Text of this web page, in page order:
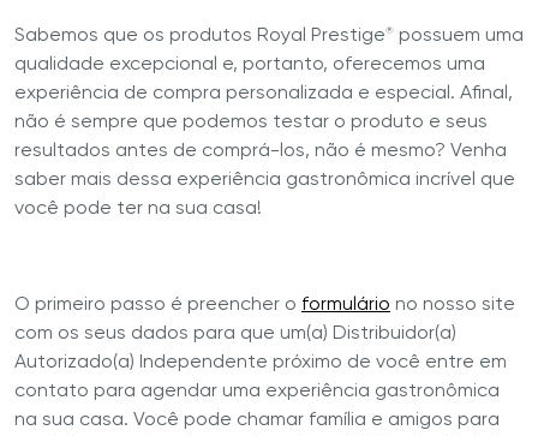
Sabemos que os produtos Royal Prestige® possuem uma
qualidade excepcional e, portanto, oferecemos uma
experiência de compra personalizada e especial. Afinal,
não é sempre que podemos testar o produto e seus
resultados antes de comprá-los, não é mesmo? Venha
saber mais dessa experiência gastronômica incrível que
você pode ter na sua casa!
O primeiro passo é preencher o formulário no nosso site
com os seus dados para que um(a) Distribuidor(a)
Autorizado(a) Independente próximo de você entre em
contato para agendar uma experiência gastronômica
na sua casa. Você pode chamar família e amigos para